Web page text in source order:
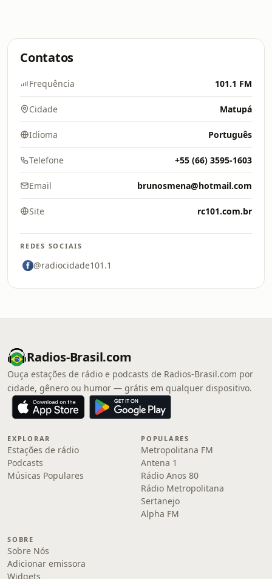
Contatos
Frequência 101.1 FM
Cidade Matupá
Idioma Português
Telefone +55 (66) 3595-1603
Email brunosmena@hotmail.com
Site rc101.com.br
REDES SOCIAIS
@radiocidade101.1
Radios-Brasil.com
Ouça estações de rádio e podcasts de Radios-Brasil.com por
cidade, gênero ou humor — grátis em qualquer dispositivo.
EXPLORAR
Estações de rádio
Podcasts
Músicas Populares
POPULARES
Metropolitana FM
Antena 1
Rádio Anos 80
Rádio Metropolitana
Sertanejo
Alpha FM
SOBRE
Sobre Nós
Adicionar emissora
Widgets